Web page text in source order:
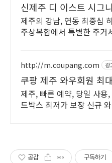
신제주 디 이스트 시그
표홈페이지
제주의 강남, 연동 최중심
주상복합에서 특별한 주거
http://m.coupang.com 광
쿠팡 제주 와우회원 최
제주, 빠른 예약, 당일 사
드박스 최저가 보장 신규
공감 구독하기